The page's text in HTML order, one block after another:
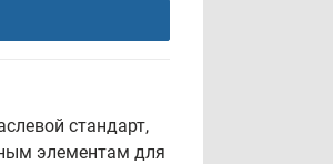
стандарт,
элементам для